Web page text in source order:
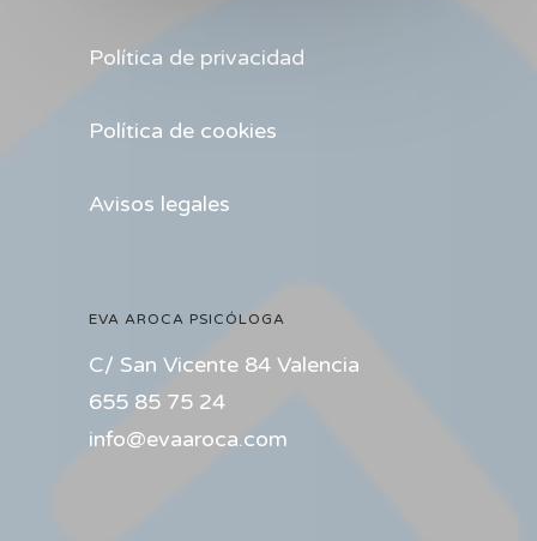
Política de privacidad
Política de cookies
Avisos legales
EVA AROCA PSICÓLOGA
C/ San Vicente 84 Valencia
655 85 75 24
info@evaaroca.com